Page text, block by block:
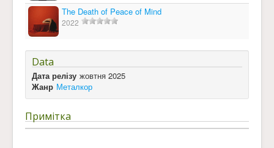
The Death of Peace of Mind
2022
Data
Дата релізу жовтня 2025
Жанр Металкор
Примітка